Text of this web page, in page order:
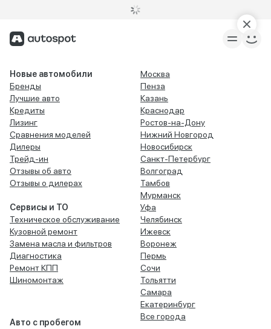
Новые автомобили
Бренды
Лучшие авто
Кредиты
Лизинг
Сравнения моделей
Дилеры
Трейд-ин
Отзывы об авто
Отзывы о дилерах
Сервисы и ТО
Техническое обслуживание
Кузовной ремонт
Замена масла и фильтров
Диагностика
Ремонт КПП
Шиномонтаж
Авто с пробегом
Москва
Пенза
Казань
Краснодар
Ростов-на-Дону
Нижний Новгород
Новосибирск
Санкт-Петербург
Волгоград
Тамбов
Мурманск
Уфа
Челябинск
Ижевск
Воронеж
Пермь
Сочи
Тольятти
Самара
Екатеринбург
Все города